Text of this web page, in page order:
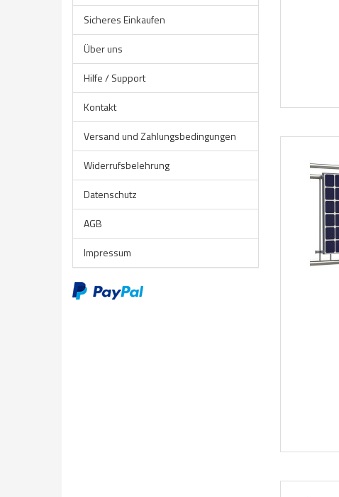
Sicheres Einkaufen
Über uns
Hilfe / Support
Kontakt
Versand und Zahlungsbedingungen
Widerrufsbelehrung
Datenschutz
AGB
Impressum